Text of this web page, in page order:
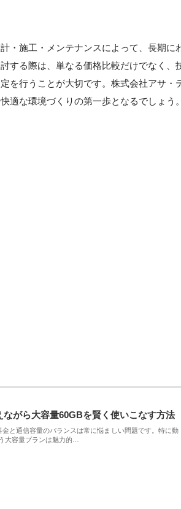
・施工・メンテナンスによって、長期に
する際は、単なる価格比較だけでなく、
を行うことが大切です。株式会社アサ・
適な環境づくりの第一歩となるでしょう。
がら大容量60GBを賢く使いこなす方法
と通信容量のバランスは常に悩ましい問題です。特に動
大容量プランは魅力的…